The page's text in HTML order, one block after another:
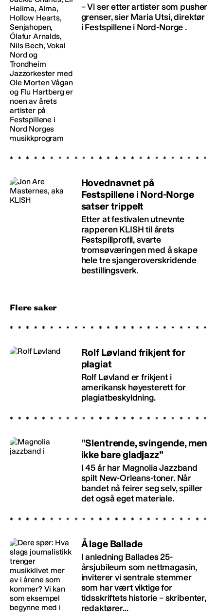
– Vi ser etter artister som pusher
grenser, sier Maria Utsi, direktør
i Festspillene i Nord-Norge .
Hovednavnet på
Festspillene i Nord-Norge
satser trippelt
Etter at festivalen utnevnte
rapperen KLISH til årets
Festspillprofil, svarte
tromsøværingen med å skape
hele tre sjangeroverskridende
bestillingsverk.
Flere saker
Rolf Løvland frikjent for
plagiat
Rolf Løvland er frikjent i
amerikansk høyesterett for
plagiatbeskyldning.
”Slentrende, svingende, men
ikke bare gladjazz”
I 45 år har Magnolia Jazzband
spilt New-Orleans-toner. Når
bandet nå feirer seg selv, spiller
det også eget materiale.
Å lage Ballade
I anledning Ballades 25-
årsjubileum som nettmagasin,
inviterer vi sentrale stemmer
som har vært viktige for
tidsskriftets historie – skribenter,
redaktører...